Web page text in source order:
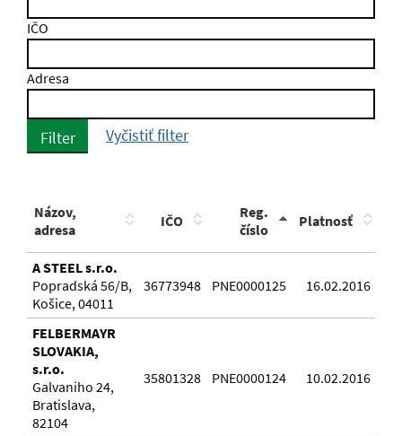
IČO
Adresa
Filter Vyčistiť filter
Názov,
adresa
IČO
Reg.
číslo
Platnosť
A STEEL s.r.o.
Popradská 56/B,
Košice, 04011
36773948 PNE0000125 16.02.2016
FELBERMAYR
SLOVAKIA,
s.r.o.
Galvaniho 24,
Bratislava,
82104
35801328 PNE0000124 10.02.2016